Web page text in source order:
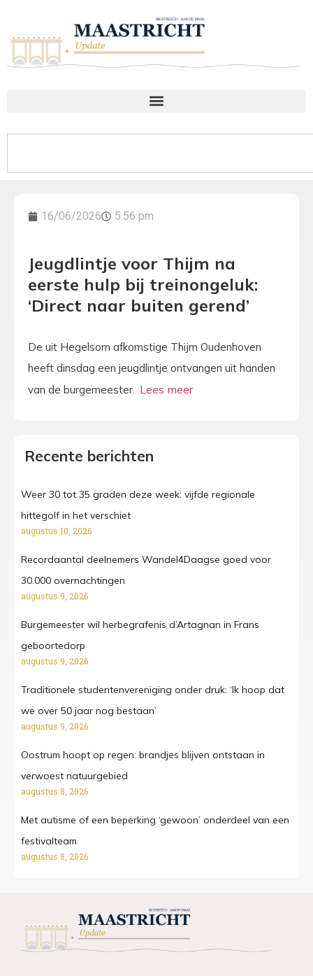
16/06/2026 5:56 pm
Jeugdlintje voor Thijm na
eerste hulp bij treinongeluk:
‘Direct naar buiten gerend’
De uit Hegelsom afkomstige Thijm Oudenhoven
heeft dinsdag een jeugdlintje ontvangen uit handen
van de burgemeester.
Recente berichten
Weer 30 tot 35 graden deze week: vijfde regionale
hittegolf in het verschiet
augustus 10, 2026
Recordaantal deelnemers Wandel4Daagse goed voor
30.000 overnachtingen
augustus 9, 2026
Burgemeester wil herbegrafenis d’Artagnan in Frans
geboortedorp
augustus 9, 2026
Traditionele studentenvereniging onder druk: ‘Ik hoop dat
we over 50 jaar nog bestaan’
augustus 9, 2026
Oostrum hoopt op regen: brandjes blijven ontstaan in
verwoest natuurgebied
augustus 8, 2026
Met autisme of een beperking ‘gewoon’ onderdeel van een
festivalteam
augustus 8, 2026